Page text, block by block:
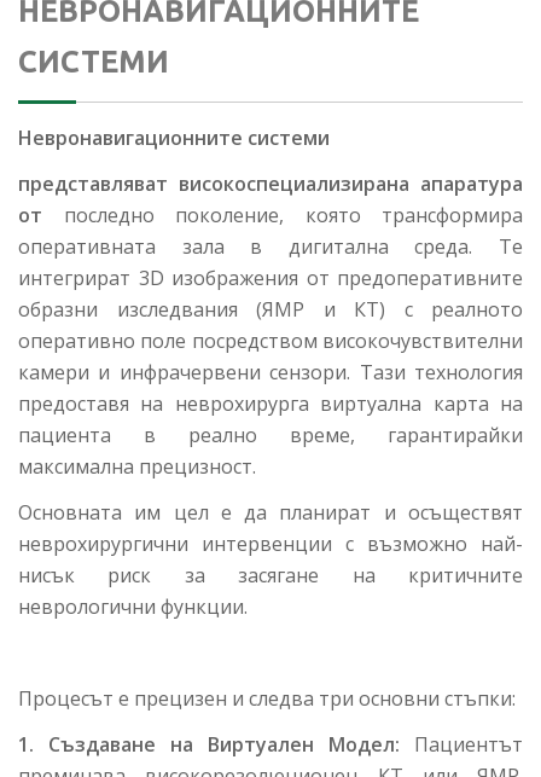
НЕВРОНАВИГАЦИОННИТЕ
СИСТЕМИ
Невронавигационните системи
представляват високоспециализирана апаратура
от последно поколение, която трансформира
оперативната зала в дигитална среда. Те
интегрират 3D изображения от предоперативните
образни изследвания (ЯМР и КТ) с реалното
оперативно поле посредством високочувствителни
камери и инфрачервени сензори. Тази технология
предоставя на неврохирурга виртуална карта на
пациента в реално време, гарантирайки
максимална прецизност.
Основната им цел е да планират и осъществят
неврохирургични интервенции с възможно най-
нисък риск за засягане на критичните
неврологични функции.
Процесът е прецизен и следва три основни стъпки:
1. Създаване на Виртуален Модел: Пациентът